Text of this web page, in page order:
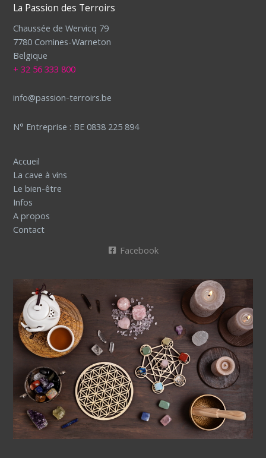
La Passion des Terroirs
Chaussée de Wervicq 79
7780 Comines-Warneton
Belgique
+ 32 56 333 800
info@passion-terroirs.be
N° Entreprise : BE 0838 225 894
Accueil
La cave à vins
Le bien-être
Infos
A propos
Contact
Facebook